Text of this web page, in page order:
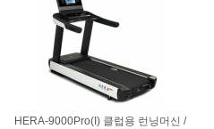
HERA-9000Pro(I) 클럽용 런닝머신 /